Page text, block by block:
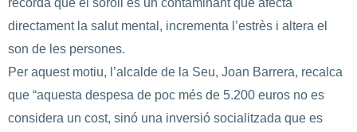
directament la salut mental, incrementa l’estrès i altera el
son de les persones.
Per aquest motiu, l’alcalde de la Seu, Joan Barrera, recalca
que “aquesta despesa de poc més de 5.200 euros no es
considera un cost, sinó una inversió socialitzada que es